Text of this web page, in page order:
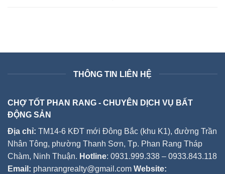
THÔNG TIN LIÊN HỆ
CHỢ TỐT PHAN RANG - CHUYÊN DỊCH VỤ BẤT
ĐỘNG SẢN
Địa chỉ: TM14-6 KĐT mới Đông Bắc (khu K1), đường Trần
Nhân Tông, phường Thanh Sơn, Tp. Phan Rang Tháp
Chàm, Ninh Thuận. Hotline: 0931.999.338 – 0933.843.118
Email: phanrangrealty@gmail.com Website: